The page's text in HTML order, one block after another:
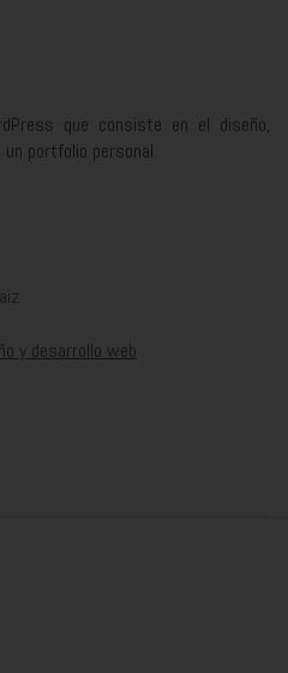
que consiste en el diseño,
un portfolio personal.
y desarrollo web